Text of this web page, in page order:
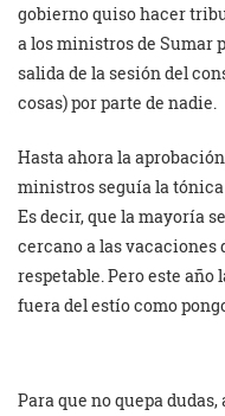
gobierno quiso hacer
a los ministros de Sumar
salida de la sesión del
cosas) por parte de nadie.
Hasta ahora la
ministros seguía la
Es decir, que la mayoría
cercano a las vacaciones
respetable. Pero este año
fuera del estío como
Para que no quepa